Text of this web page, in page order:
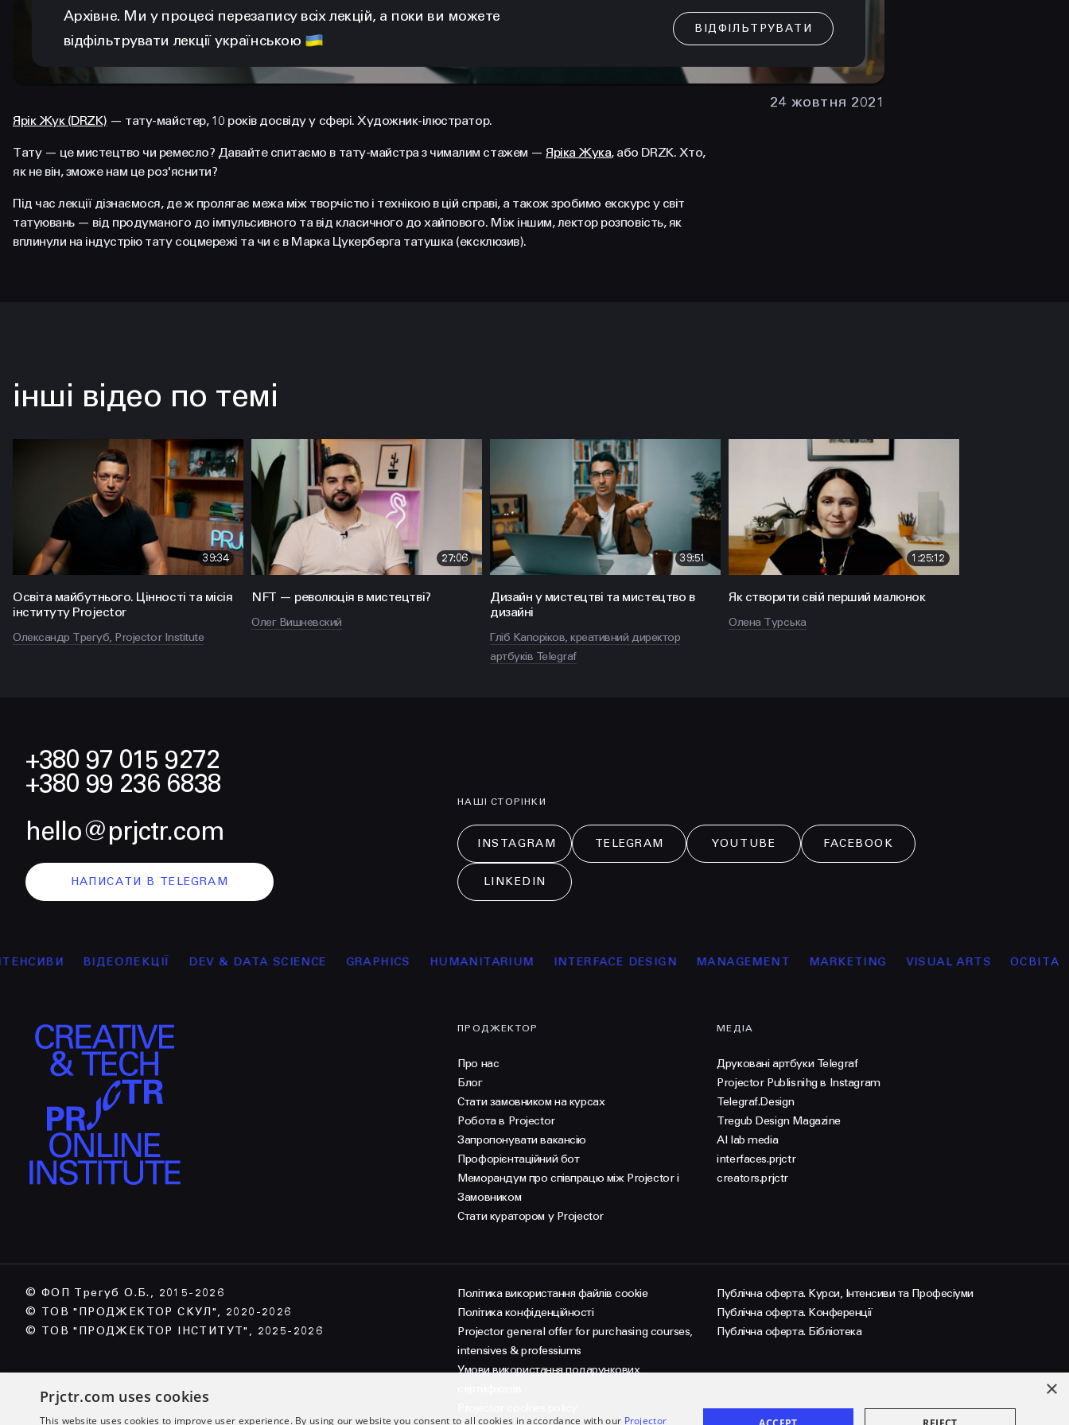
Політикою
Архівне. Ми у процесі перезапису всіх лекцій, а поки ви можете
відфільтрувати лекції українською
ВІДФІЛЬТРУВАТИ
24 жовтня 2021
Ярік Жук (DRZK) — тату-майстер, 10 років досвіду у сфері. Художник-ілюстратор.
Тату — це мистецтво чи ремесло? Давайте спитаємо в тату-майстра з чималим стажем —Яріка Жука, або DRZK. Хто,
як не він, зможе нам це роз'яснити?
Під час лекції дізнаємося, де ж пролягає межа між творчістю і технікою в цій справі, а також зробимо екскурс у світ
татуювань — від продуманого до імпульсивного та від класичного до хайпового. Між іншим, лектор розповість, як
вплинули на індустрію тату соцмережі та чи є в Марка Цукерберга татушка (ексклюзив).
інші відео по темі
39:34
Освіта майбутнього. Цінності та місія
інституту Projector
Олександр Трегуб, Projector Institute
27:06
NFT — революція в мистецтві?
Олег Вишневский
39:51
Дизайн у мистецтві та мистецтво в
дизайні
Гліб Капоріков, креативний директор
артбуків Telegraf
1:25:12
Як створити свій перший малюнок
Олена Турська
+380 97 015 9272
+380 99 236 6838
hello@prjctr.com
НАПИСАТИ В TELEGRAM
НАШІ СТОРІНКИ
INSTAGRAM TELEGRAM YOUTUBE FACEBOOK
LINKEDIN
ВІДЕОЛЕКЦІЇ DEV & DATA SCIENCE GRAPHICS HUMANITARIUM INTERFACE DESIGN MANAGEMENT MARKETING VISUAL ARTS ОСВІТА
ПРОДЖЕКТОР
Про нас
Блог
Стати замовником на курсах
Робота в Projector
Запропонувати вакансію
Профорієнтаційний бот
Меморандум про співпрацю між Projector і
Замовником
Стати куратором у Projector
МЕДІА
Друковані артбуки Telegraf
Projector Publisnihg в Instagram
Telegraf.Design
Tregub Design Magazine
AI lab media
interfaces.prjctr
creators.prjctr
© ФОП Трегуб О.Б., 2015-2026
© ТОВ "ПРОДЖЕКТОР СКУЛ", 2020-2026
© ТОВ "ПРОДЖЕКТОР ІНСТИТУТ", 2025-2026
Політика використання файлів cookie
Політика конфіденційності
Projector general offer for purchasing courses,
intensives & professiums
Умови використання подарункових
Публічна оферта. Курси, Інтенсиви та Професіуми
Публічна оферта. Конференції
Публічна оферта. Бібліотека
НАПИСАТИ
×
Prjctr.com uses cookies
This website uses cookies to improve user experience. By using our website you consent to all cookies in accordance with our Projector